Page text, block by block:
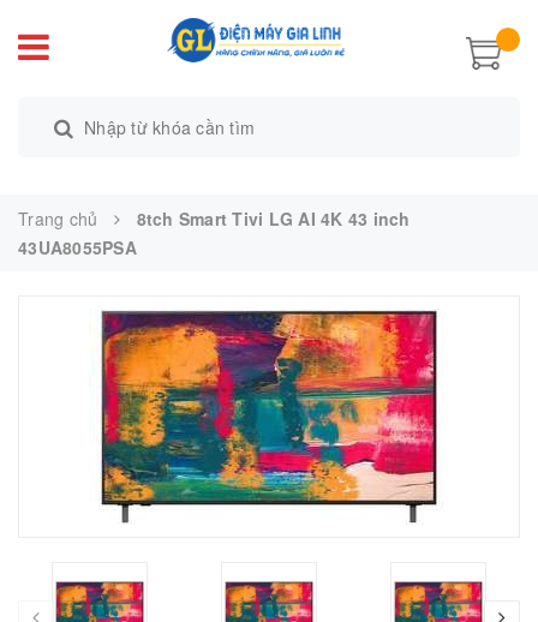
Trang chủ
8tch Smart Tivi LG AI 4K 43 inch
43UA8055PSA